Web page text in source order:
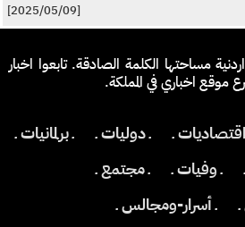
[2025/05/09]
مساحتها الكلمة الصادقة. تابعوا اخبار
موقع اخباري في المملكة.
ـ ـ دوليات ـ
ـ برلمانيات ـ
ـ وفيات ـ
ـ مجتمع ـ
ـ أسرار-ومجالس ـ